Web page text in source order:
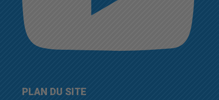
PLAN DU SITE